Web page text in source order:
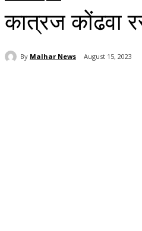
कात्रज कोंढवा
By Malhar News August 15, 2023